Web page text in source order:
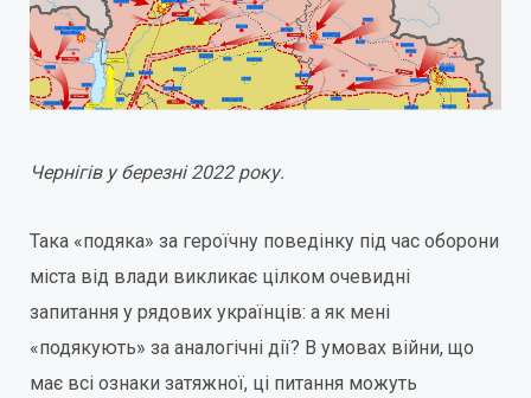
Чернігів у березні 2022 року.
Така «подяка» за героїчну поведінку під час оборони
міста від влади викликає цілком очевидні
запитання у рядових українців: а як мені
«подякують» за аналогічні дії? В умовах війни, що
має всі ознаки затяжної, ці питання можуть